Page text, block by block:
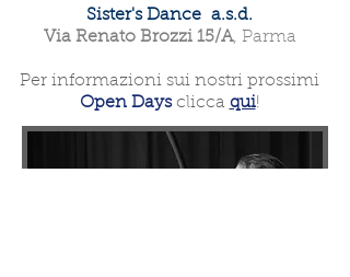
Sister's Dance a.s.d.
Via Renato Brozzi 15/A, Parma
Per informazioni sui nostri prossimi
Open Daysclicca qui!